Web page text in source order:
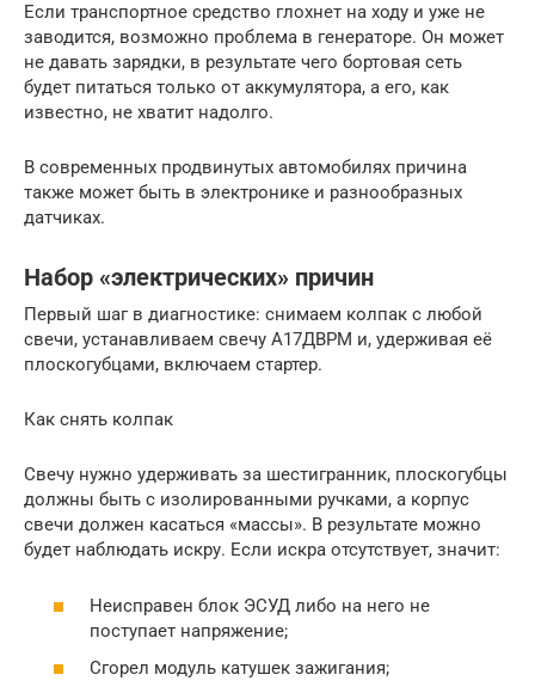
Если транспортное средство глохнет на ходу и уже не
заводится, возможно проблема в генераторе. Он может
не давать зарядки, в результате чего бортовая сеть
будет питаться только от аккумулятора, а его, как
известно, не хватит надолго.
В современных продвинутых автомобилях причина
также может быть в электронике и разнообразных
датчиках.
Набор «электрических» причин
Первый шаг в диагностике: снимаем колпак с любой
свечи, устанавливаем свечу А17ДВРМ и, удерживая её
плоскогубцами, включаем стартер.
Как снять колпак
Свечу нужно удерживать за шестигранник, плоскогубцы
должны быть с изолированными ручками, а корпус
свечи должен касаться «массы». В результате можно
будет наблюдать искру. Если искра отсутствует, значит:
Неисправен блок ЭСУД либо на него не
поступает напряжение;
Сгорел модуль катушек зажигания;